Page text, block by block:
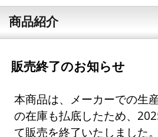
商品紹介
販売終了のお知らせ
本商品は、メーカーでの生
の在庫も払底したため、
て販売を終了いたしました